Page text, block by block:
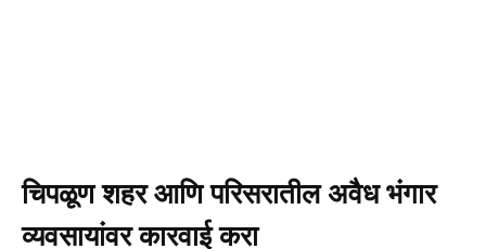
चिपळूण शहर आणि परिसरातील अवैध भंगार
व्यवसायांवर कारवाई करा